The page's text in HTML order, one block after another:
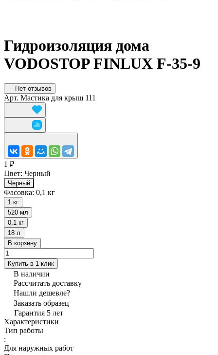
Гидроизоляция дома
VODOSTOP FINLUX F-35-9
Нет отзывов
Арт. Мастика для крыш 111
1 ₽
Цвет: Черный
Черный
Фасовка: 0,1 кг
1 кг
520 мл
0,1 кг
18 л
В корзину
Купить в 1 клик
В наличии
Рассчитать доставку
Нашли дешевле?
Заказать образец
Гарантия 5 лет
Характеристики
Тип работы
:
Для наружных работ